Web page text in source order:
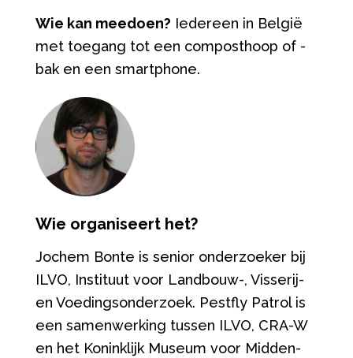
Wie kan meedoen? Iedereen in België
met toegang tot een composthoop of -
bak en een smartphone.
Wie organiseert het?
Jochem Bonte is senior onderzoeker bij
ILVO, Instituut voor Landbouw-, Visserij-
en Voedingsonderzoek. Pestfly Patrol is
een samenwerking tussen ILVO, CRA-W
en het Koninklijk Museum voor Midden-